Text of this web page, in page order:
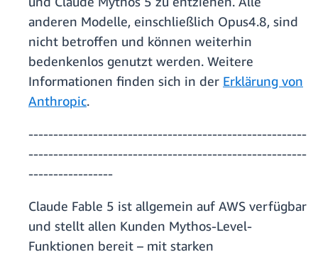
anderen Modelle, einschließlich Opus4.8, sind
nicht betroffen und können weiterhin
bedenkenlos genutzt werden. Weitere
Informationen finden sich in der Erklärung von
Anthropic.
--------------------------------------------------------
--------------------------------------------------------
-----------------
Claude Fable 5 ist allgemein auf AWS verfügbar
und stellt allen Kunden Mythos-Level-
Funktionen bereit – mit starken